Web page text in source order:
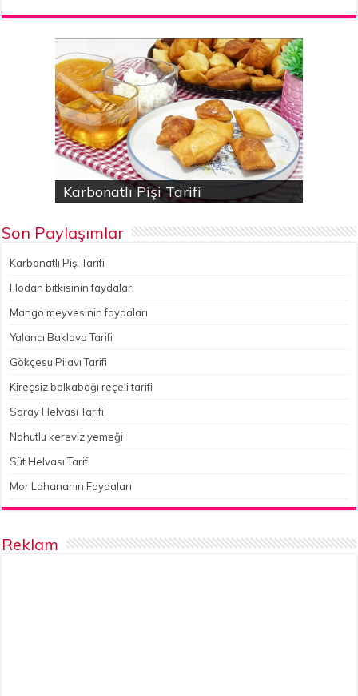
Karbonatlı Pişi Tarifi
Hodan bitkisinin faydaları
Yalancı Baklava Tarifi
Gökçesu Pilavı Tarifi
Nohutlu kereviz yemeği
Son Paylaşımlar
Karbonatlı Pişi Tarifi
Hodan bitkisinin faydaları
Mango meyvesinin faydaları
Yalancı Baklava Tarifi
Gökçesu Pilavı Tarifi
Kireçsiz balkabağı reçeli tarifi
Saray Helvası Tarifi
Nohutlu kereviz yemeği
Süt Helvası Tarifi
Mor Lahananın Faydaları
Reklam